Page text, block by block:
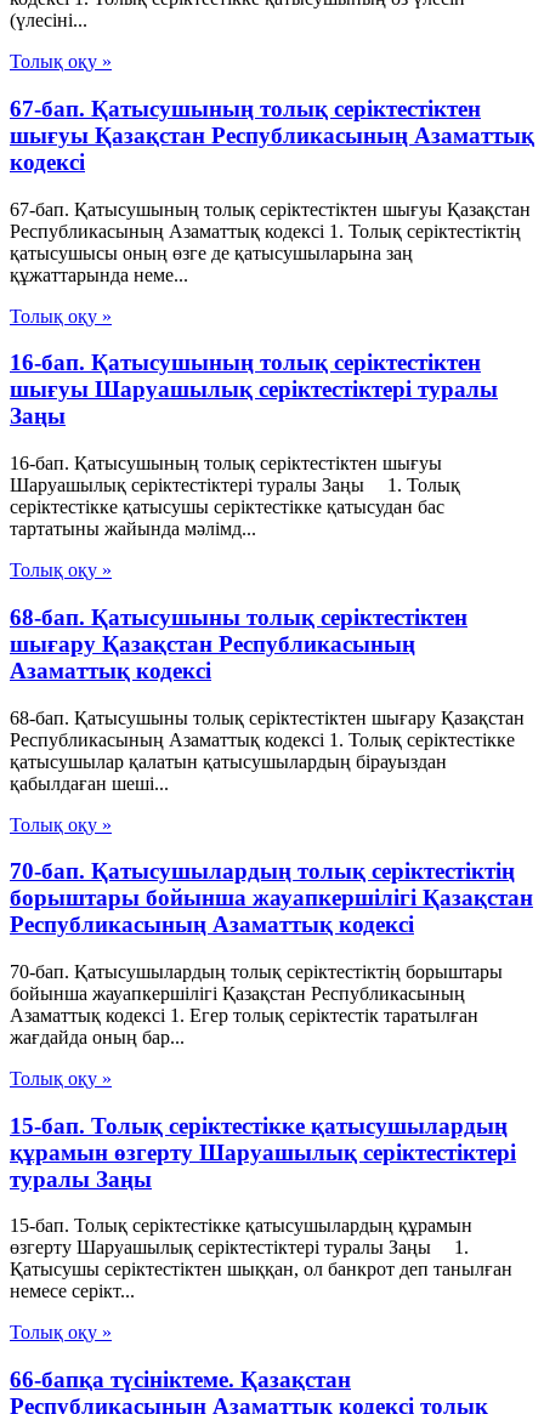
(үлесiнi...
Толық оқу »
67-бап. Қатысушының толық серiктестiктен
шығуы Қазақстан Республикасының Азаматтық
кодексi
67-бап. Қатысушының толық серiктестiктен шығуы Қазақстан
Республикасының Азаматтық кодексi 1. Толық серiктестiктiң
қатысушысы оның өзге де қатысушыларына заң
құжаттарында неме...
Толық оқу »
16-бап. Қатысушының толық серiктестiктен
шығуы Шаруашылық серіктестіктері туралы
Заңы
16-бап. Қатысушының толық серiктестiктен шығуы
Шаруашылық серіктестіктері туралы Заңы 1. Толық
серiктестiкке қатысушы серiктестiкке қатысудан бас
тартатыны жайында мәлiмд...
Толық оқу »
68-бап. Қатысушыны толық серiктестiктен
шығару Қазақстан Республикасының
Азаматтық кодексi
68-бап. Қатысушыны толық серiктестiктен шығару Қазақстан
Республикасының Азаматтық кодексi 1. Толық серiктестiкке
қатысушылар қалатын қатысушылардың бiрауыздан
қабылдаған шешi...
Толық оқу »
70-бап. Қатысушылардың толық серiктестiктiң
борыштары бойынша жауапкершiлiгi Қазақстан
Республикасының Азаматтық кодексi
70-бап. Қатысушылардың толық серiктестiктiң борыштары
бойынша жауапкершiлiгi Қазақстан Республикасының
Азаматтық кодексi 1. Егер толық серiктестiк таратылған
жағдайда оның бар...
Толық оқу »
15-бап. Толық серiктестiкке қатысушылардың
құрамын өзгерту Шаруашылық серіктестіктері
туралы Заңы
15-бап. Толық серiктестiкке қатысушылардың құрамын
өзгерту Шаруашылық серіктестіктері туралы Заңы 1.
Қатысушы серiктестiктен шыққан, ол банкрот деп танылған
немесе серiкт...
Толық оқу »
66-бапқа түсініктеме. Қазақстан
Республикасының Азаматтық кодексі толық